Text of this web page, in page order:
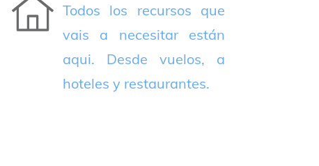
Todos los recursos que
vais a necesitar están
aqui. Desde vuelos, a
hoteles y restaurantes.